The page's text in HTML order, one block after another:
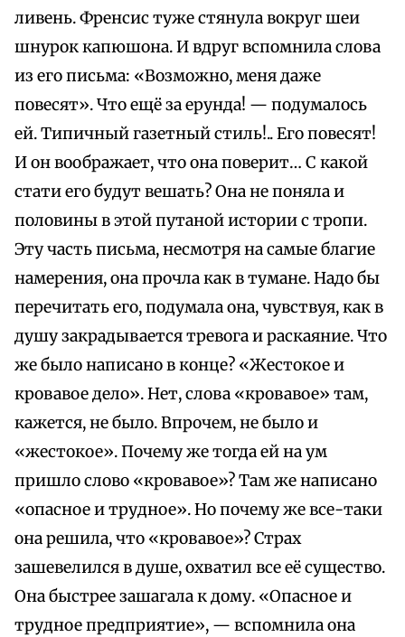
ливень. Френсис туже стянула вокруг шеи
шнурок капюшона. И вдруг вспомнила слова
из его письма: «Возможно, меня даже
повесят». Что ещё за ерунда! — подумалось
ей. Типичный газетный стиль!.. Его повесят!
И он воображает, что она поверит… С какой
стати его будут вешать? Она не поняла и
половины в этой путаной истории с тропи.
Эту часть письма, несмотря на самые благие
намерения, она прочла как в тумане. Надо бы
перечитать его, подумала она, чувствуя, как в
душу закрадывается тревога и раскаяние. Что
же было написано в конце? «Жестокое и
кровавое дело». Нет, слова «кровавое» там,
кажется, не было. Впрочем, не было и
«жестокое». Почему же тогда ей на ум
пришло слово «кровавое»? Там же написано
«опасное и трудное». Но почему же все-таки
она решила, что «кровавое»? Страх
зашевелился в душе, охватил все её существо.
Она быстрее зашагала к дому. «Опасное и
трудное предприятие», — вспомнила она